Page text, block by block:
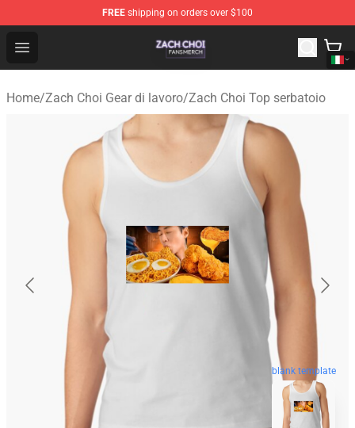
FREE shipping on orders over $100
Open menu
Zach Choi Shop - Official Zach Choi Merchandise Store
Home/Zach Choi Gear di lavoro/Zach Choi Top serbatoio
blank template